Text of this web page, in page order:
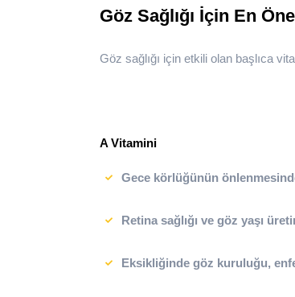
Göz Sağlığı İçin En
Göz sağlığı için etkili olan başlıca
A Vitamini
Gece körlüğünün
Retina sağlığı ve göz yaşı
Eksikliğinde göz kuruluğu,